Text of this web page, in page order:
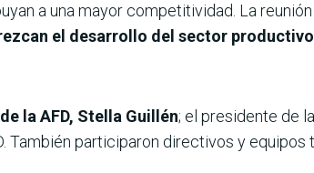
a una mayor competitividad. La
el desarrollo del sector productivo
la AFD, Stella Guillén; el presidente de
También participaron directivos y